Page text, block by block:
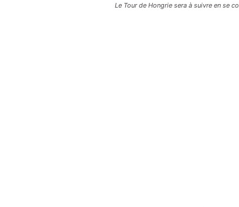
Le Tour de Hongrie sera à suivre en se